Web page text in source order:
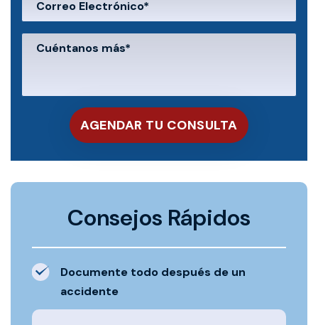
Consejos Rápidos
Documente todo después de un
accidente